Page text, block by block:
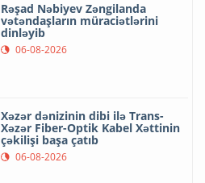
Rəşad Nəbiyev Zəngilanda
vətəndaşların müraciətlərini
dinləyib
06-08-2026
Xəzər dənizinin dibi ilə Trans-
Xəzər Fiber-Optik Kabel Xəttinin
çəkilişi başa çatıb
06-08-2026